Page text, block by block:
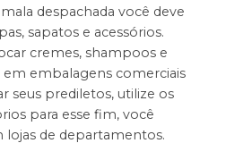
despachada você deve
sapatos e acessórios.
cremes, shampoos e
embalagens comerciais
seus prediletos, utilize os
para esse fim, você
lojas de departamentos.